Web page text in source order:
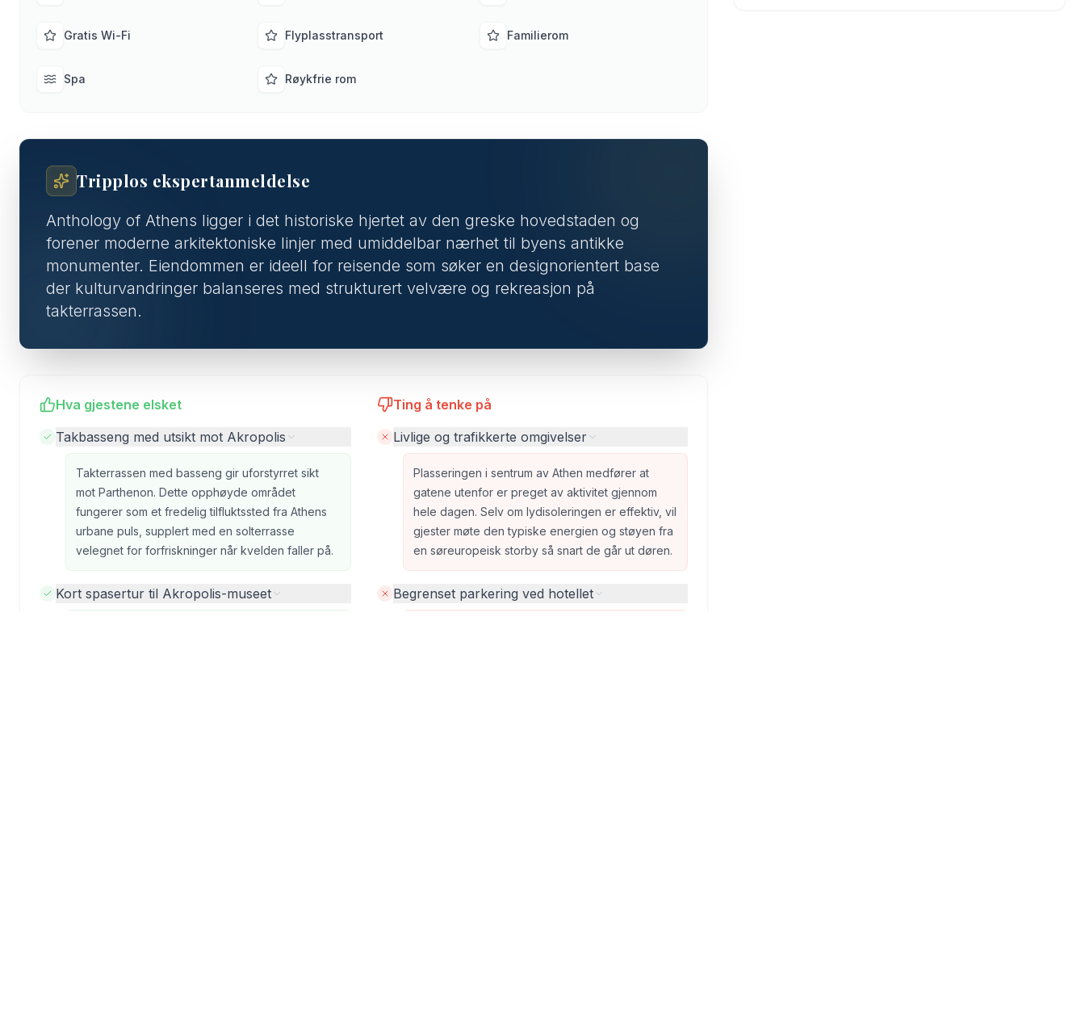
Gratis Wi-Fi Flyplasstransport Familierom
Spa Røykfrie rom
Tripplos ekspertanmeldelse
Anthology of Athens ligger i det historiske hjertet av den greske hovedstaden og
forener moderne arkitektoniske linjer med umiddelbar nærhet til byens antikke
monumenter. Eiendommen er ideell for reisende som søker en designorientert base
der kulturvandringer balanseres med strukturert velvære og rekreasjon på
takterrassen.
Hva gjestene elsket
Takbasseng med utsikt mot Akropolis
Takterrassen med basseng gir uforstyrret sikt
mot Parthenon. Dette opphøyde området
fungerer som et fredelig tilfluktssted fra Athens
urbane puls, supplert med en solterrasse
velegnet for forfriskninger når kvelden faller på.
Kort spasertur til Akropolis-museet
Ting å tenke på
Livlige og trafikkerte omgivelser
Plasseringen i sentrum av Athen medfører at
gatene utenfor er preget av aktivitet gjennom
hele dagen. Selv om lydisoleringen er effektiv, vil
gjester møte den typiske energien og støyen fra
en søreuropeisk storby så snart de går ut døren.
Begrenset parkering ved hotellet